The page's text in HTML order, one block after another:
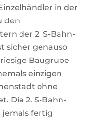
in der
den
der 2. S-Bahn-
sicher genauso
Baugrube
einzigen
ohne
Die 2. S-Bahn-
jemals fertig